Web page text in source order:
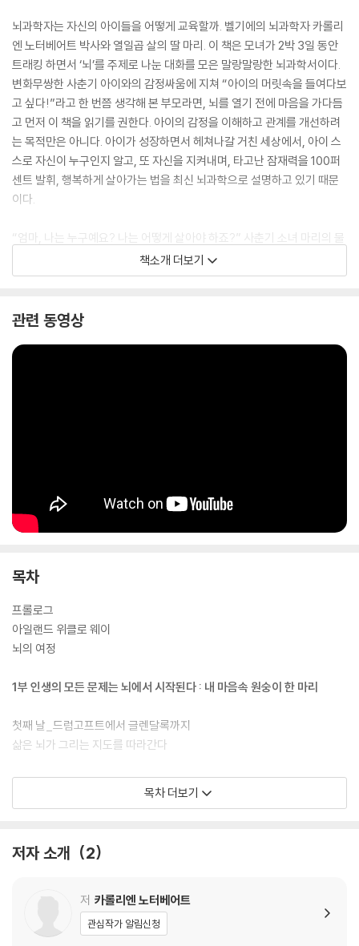
뇌과학자는 자신의 아이들을 어떻게 교육할까. 벨기에의 뇌과학자 카롤리
엔 노터베어트 박사와 열일곱 살의 딸 마리. 이 책은 모녀가 2박 3일 동안
트래킹 하면서 ‘뇌’를 주제로 나눈 대화를 모은 말랑말랑한 뇌과학서이다.
변화무쌍한 사춘기 아이와의 감정싸움에 지쳐 “아이의 머릿속을 들여다보
고 싶다!”라고 한 번쯤 생각해 본 부모라면, 뇌를 열기 전에 마음을 가다듬
고 먼저 이 책을 읽기를 권한다. 아이의 감정을 이해하고 관계를 개선하려
는 목적만은 아니다. 아이가 성장하면서 헤쳐나갈 거친 세상에서, 아이 스
스로 자신이 누구인지 알고, 또 자신을 지켜내며, 타고난 잠재력을 100퍼
센트 발휘, 행복하게 살아가는 법을 최신 뇌과학으로 설명하고 있기 때문
이다.
“엄마, 나는 누구예요? 나는 어떻게 살아야 하죠?” 사춘기 소녀 마리의 물
음에서 이 책은 시작된다. 뇌과학자 엄마는 설교를 늘어놓는 대신 아일랜
드의 유명한 트래킹 코스인 ‘위클로 웨이’를 걷기로 한다. 산과 호수, 빽빽
전두엽, 변연계, 해마 등 뇌의 구조와 작동 원리를 알려준다. 뇌가 어떻게
리에서 방법까지 이어지는 설명은 아이의 보폭에 맞춰 걷듯 쉽고 간결하
이 책은, 출간 직후 독일 아마존 베스트셀러 2위에 빠르게 오르는 등 주목
을 받았다.
톤을 찾은 듯합니다. 그 점에서 이 책은 특별한 찬사를 받을 만합니다.” -아
마존 독자 서평 중에서
책소개 더보기
관련 동영상
목차
프롤로그
아일랜드 위클로 웨이
뇌의 여정
1부 인생의 모든 문제는 뇌에서 시작된다 : 내 마음속 원숭이 한 마리
첫째 날_드럼고프트에서 글렌달록까지
삶은 뇌가 그리는 지도를 따라간다
너는 지금 그대로 완벽해. 하지만 아직 끝나지 않았어
나는 내가 누구인지 뇌과학에서 답을 찾기로 했다
머릿속 원숭이가 읊어대는 믿음 문장들
단 한 번의 경험이 평생을 좌우하는 배움이 되기도 한다
불행하게 살아가는 과학적 이유
뉴런들이 주고받는 메시지를 들을 수 있다면
목차 더보기
저자 소개 2
저 카롤리엔 노터베어트
관심작가 알림신청